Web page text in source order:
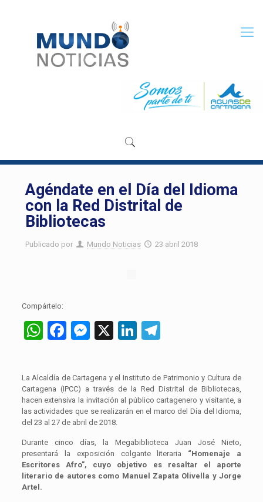
Agéndate en el Día del Idioma
con la Red Distrital de
Bibliotecas
Publicado por Mundo Noticias 23 abril 2018
Compártelo:
WhatsApp
Facebook
Messenger
X LinkedIn
La Alcaldía de Cartagena y el Instituto de Patrimonio y Cultura de
Cartagena (IPCC) a través de la Red Distrital de Bibliotecas,
hacen extensiva la invitación al público cartagenero y visitante, a
las actividades que se realizarán en el marco del Día del Idioma,
del 23 al 27 de abril de 2018.
Durante cinco días, la Megabiblioteca Juan José Nieto,
presentará la exposición colgante literaria “Homenaje a
Escritores Afro”, cuyo objetivo es resaltar el aporte
literario de autores como Manuel Zapata Olivella y Jorge
Artel.